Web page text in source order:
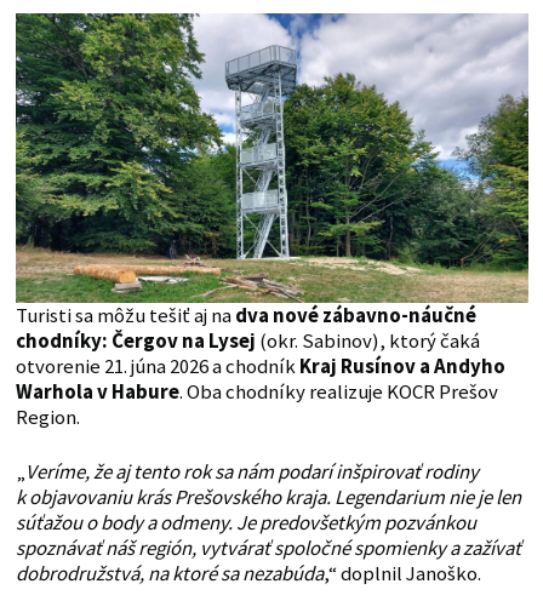
Turisti sa môžu tešiť aj nadva nové zábavno-náučné
chodníky: Čergov na Lysej (okr. Sabinov), ktorý čaká
otvorenie 21. júna 2026 a chodníkKraj Rusínov a Andyho
Warhola v Habure. Oba chodníky realizuje KOCR Prešov
Region.
„Veríme, že aj tento rok sa nám podarí inšpirovať rodiny
k objavovaniu krás Prešovského kraja. Legendarium nie je len
súťažou o body a odmeny. Je predovšetkým pozvánkou
spoznávať náš región, vytvárať spoločné spomienky a zažívať
dobrodružstvá, na ktoré sa nezabúda,“ doplnil Janoško.